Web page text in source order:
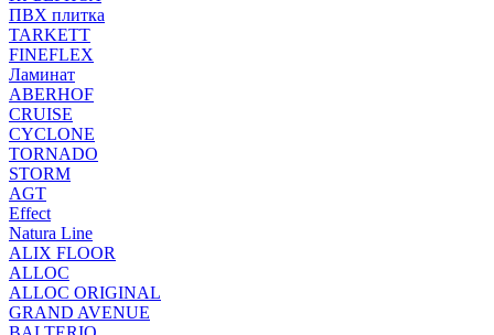
ПВХ плитка
TARKETT
FINEFLEX
Ламинат
ABERHOF
CRUISE
CYCLONE
TORNADO
STORM
AGT
Effect
Natura Line
ALIX FLOOR
ALLOC
ALLOC ORIGINAL
GRAND AVENUE